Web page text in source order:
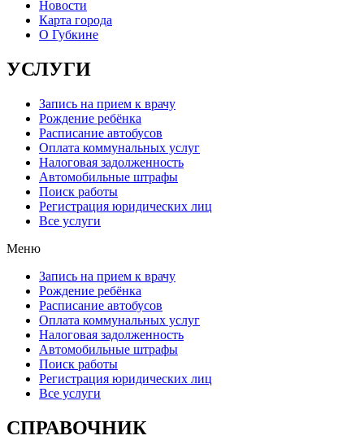
Новости
Карта города
О Губкине
УСЛУГИ
Запись на прием к врачу
Рождение ребёнка
Расписание автобусов
Оплата коммунальных услуг
Налоговая задолженность
Автомобильные штрафы
Поиск работы
Регистрация юридических лиц
Все услуги
Меню
Запись на прием к врачу
Рождение ребёнка
Расписание автобусов
Оплата коммунальных услуг
Налоговая задолженность
Автомобильные штрафы
Поиск работы
Регистрация юридических лиц
Все услуги
СПРАВОЧНИК